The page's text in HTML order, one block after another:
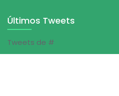
Últimos Tweets
Tweets de #